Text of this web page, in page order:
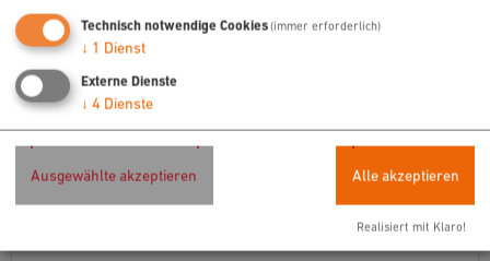
03
10
11
25 26
31
belegt
möglicher Anreisetag
frei, aber keine Anreise möglich
Technisch notwendige Cookies(immer erforderlich)
↓ 1 Dienst
Externe Dienste
↓ 4 Dienste
Ausgewählte akzeptieren Alle akzeptieren
Realisiert mit Klaro!